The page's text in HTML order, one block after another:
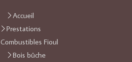
Accueil
Prestations
Combustibles Fioul
Bois bûche